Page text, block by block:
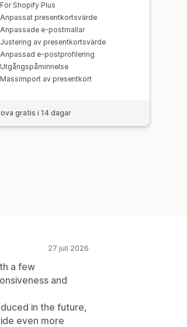
För Shopify Plus
Anpassat presentkortsvärde
Anpassade e-postmallar
Justering av presentkortsvärde
Anpassad e-postprofilering
Utgångspåminnelse
Massimport av presentkort
gratis i 14 dagar
27 juli 2026
a few
and
in the future,
even more